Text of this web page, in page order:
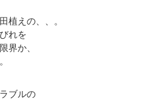
植えの、、。
れを
界か、
ブルの